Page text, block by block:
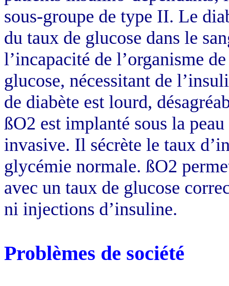
sous-groupe de type II. Le
du taux de glucose dans le
l’incapacité de l’organisme
glucose, nécessitant de
de diabète est lourd,
ßO2 est implanté sous la
invasive. Il sécrète le taux
glycémie normale. ßO2
avec un taux de glucose
ni injections d’insuline.
Problèmes de société